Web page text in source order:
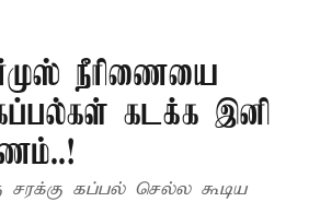
நீரிணையை
கடக்க இனி
சரக்கு கப்பல் செல்ல கூடிய